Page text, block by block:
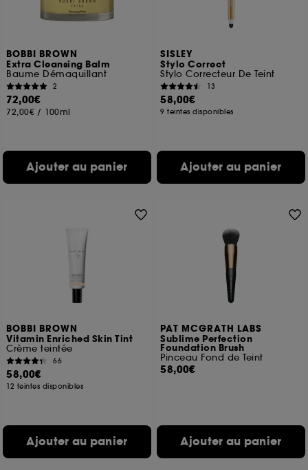
BOBBI BROWN
Extra Cleansing Balm
Baume Démaquillant
2
72,00€
72,00€ / 100ml
Ajouter au panier
SISLEY
Stylo Correct
Stylo Correcteur De Teint
13
58,00€
9 teintes disponibles
Ajouter au panier
BOBBI BROWN
Vitamin Enriched Skin Tint
Crème teintée
66
58,00€
12 teintes disponibles
Ajouter au panier
PAT MCGRATH LABS
Sublime Perfection
Foundation Brush
Pinceau Fond de Teint
58,00€
Ajouter au panier